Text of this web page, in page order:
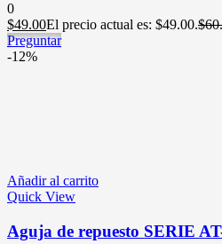
0
$49.00El precio actual es: $49.00.$
Preguntar
-12%
Añadir al carrito
Quick View
Aguja de repuesto SERIE